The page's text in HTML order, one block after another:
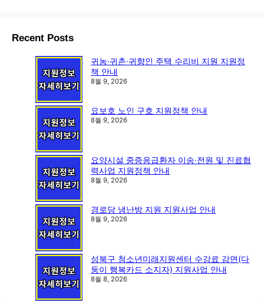
Recent Posts
귀농·귀촌·귀향인 주택 수리비 지원 지원정
책 안내
8월 9, 2026
요보호 노인 구호 지원정책 안내
8월 9, 2026
요양시설 중증응급환자 이송·전원 및 진료협
력사업 지원정책 안내
8월 9, 2026
경로당 냉난방 지원 지원사업 안내
8월 9, 2026
성북구 청소년미래지원센터 수강료 감면(다
둥이 행복카드 소지자) 지원사업 안내
8월 8, 2026